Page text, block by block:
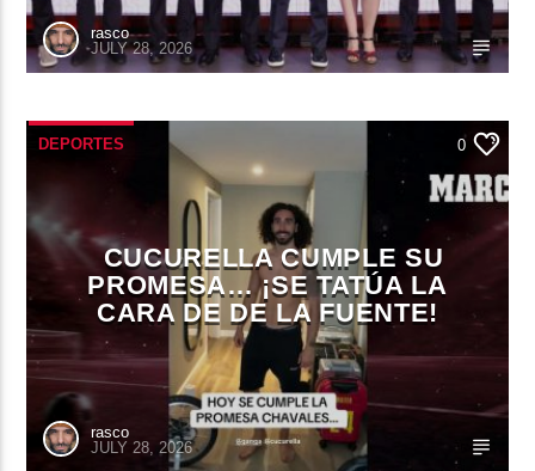
rasco
JULY 28, 2026
DEPORTES 0
CUCURELLA CUMPLE SU
PROMESA… ¡SE TATÚA LA
CARA DE DE LA FUENTE!
rasco
JULY 28, 2026